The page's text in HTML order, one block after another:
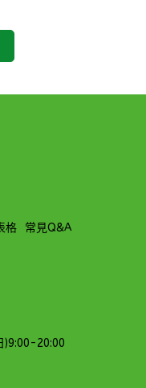
格 常見Q&A
20:00